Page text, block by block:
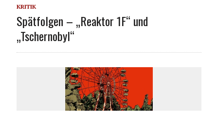
KRITIK
Spätfolgen – „Reaktor 1F“ und
„Tschernobyl“